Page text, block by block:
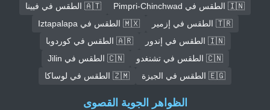
🇮🇳 الطقس في Pimpri-Chinchwad
🇦🇹 الطقس في فيينا
🇹🇷 الطقس في إزمير
🇲🇽 الطقس في Iztapalapa
🇮🇳 الطقس في إندور
🇦🇷 الطقس في كوردوبا
🇨🇳 الطقس في تشنغدو
🇨🇳 الطقس في Jilin
🇪🇬 الطقس في الجيزة
🇿🇲 الطقس في لوساكا
الظواهر الجوية القصوى